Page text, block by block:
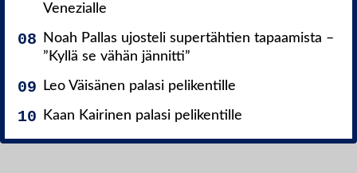
Venezialle
Noah Pallas ujosteli supertähtien tapaamista –
”Kyllä se vähän jännitti”
Leo Väisänen palasi pelikentille
Kaan Kairinen palasi pelikentille